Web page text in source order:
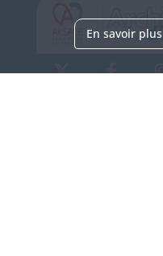
En savoir plus